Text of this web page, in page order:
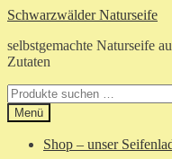
Zur
springen
Zum
springen
Schwarzwälder Naturseife
selbstgemachte Naturseife
Zutaten
Suchen
nach:
Menü
Shop – unser